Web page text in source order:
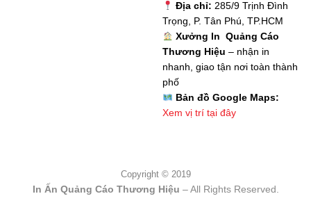
Địa chỉ: 285/9 Trịnh Đình
Trọng, P. Tân Phú, TP.HCM
Xưởng In Quảng Cáo
Thương Hiệu – nhận in
nhanh, giao tận nơi toàn thành
phố
Bản đồ Google Maps:
Xem vị trí tại đây
Copyright © 2019
In Ấn Quảng Cáo Thương Hiệu – All Rights Reserved.